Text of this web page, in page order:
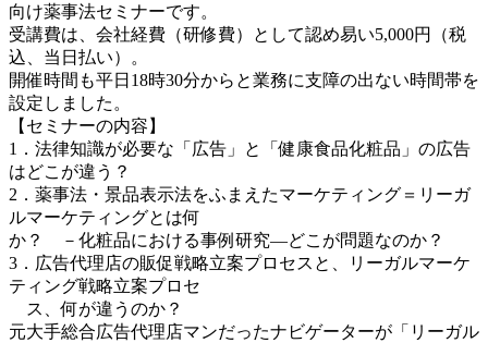
向け薬事法セミナーです。
受講費は、会社経費（研修費）として認め易い5,000円（税
込、当日払い）。
開催時間も平日18時30分からと業務に支障の出ない時間帯を
設定しました。
【セミナーの内容】
1．法律知識が必要な「広告」と「健康食品化粧品」の広告
はどこが違う？
2．薬事法・景品表示法をふまえたマーケティング＝リーガ
ルマーケティングとは何
か？ －化粧品における事例研究―どこが問題なのか？
3．広告代理店の販促戦略立案プロセスと、リーガルマーケ
ティング戦略立案プロセ
ス、何が違うのか？
元大手総合広告代理店マンだったナビゲーターが「リーガル